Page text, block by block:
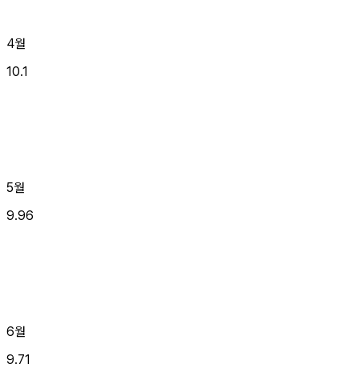
4월
10.1
5월
9.96
6월
9.71